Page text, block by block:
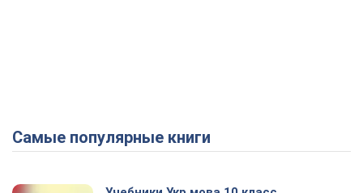
Самые популярные книги